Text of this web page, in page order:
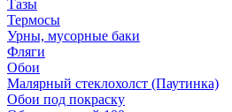
Тазы
Термосы
Урны, мусорные баки
Фляги
Обои
Малярный стеклохолст (Паутинка)
Обои под покраску